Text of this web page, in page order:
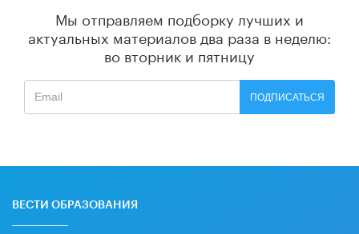
Мы отправляем подборку лучших и
актуальных материалов два раза в неделю:
во вторник и пятницу
ПОДПИСАТЬСЯ
ВЕСТИ ОБРАЗОВАНИЯ